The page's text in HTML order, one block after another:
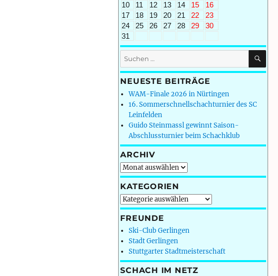
10
11 12 13 14 15
16
17
18 19 20 21 22
23
24
25 26 27 28 29
30
31
Suchen
nach:
NEUESTE BEITRÄGE
WAM-Finale 2026 in Nürtingen
16. Sommerschnellschachturnier des SC
Leinfelden
Guido Steinmassl gewinnt Saison-
Abschlussturnier beim Schachklub
ARCHIV
Archiv
KATEGORIEN
Kategorien
FREUNDE
Ski-Club Gerlingen
Stadt Gerlingen
Stuttgarter Stadtmeisterschaft
SCHACH IM NETZ